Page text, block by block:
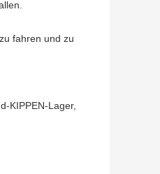
fahren und zu
KIPPEN-Lager,